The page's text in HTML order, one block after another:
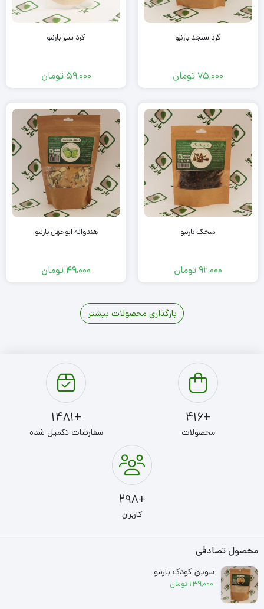
گرد سنجد بارنبو
75,000تومان
گرد سیر بارنبو
59,000تومان
میخک بارنبو
92,000تومان
هندوانه ابوجهل بارنبو
49,000 تومان
2
3
4
بارگذاری محصولات بیشتر
+416
محصولات
+1481
سفارشات تکمیل شده
+298
کاربران
محصول تصادفی
سویق کودک بارنبو
139,000 تومان